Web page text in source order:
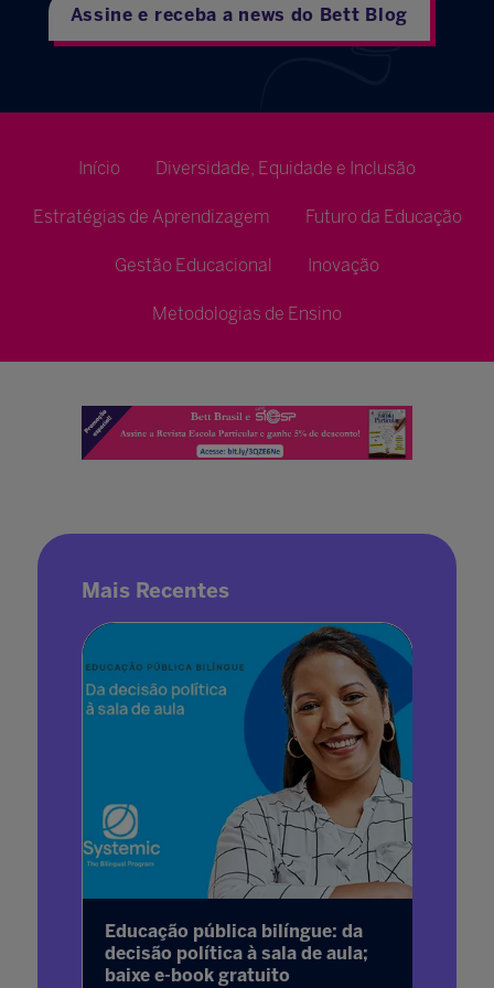
Assine e receba a news do Bett Blog
Início Diversidade, Equidade e Inclusão
Estratégias de Aprendizagem Futuro da Educação
Gestão Educacional Inovação
Metodologias de Ensino
Mais Recentes
Educação pública bilíngue: da
decisão política à sala de aula;
baixe e-book gratuito